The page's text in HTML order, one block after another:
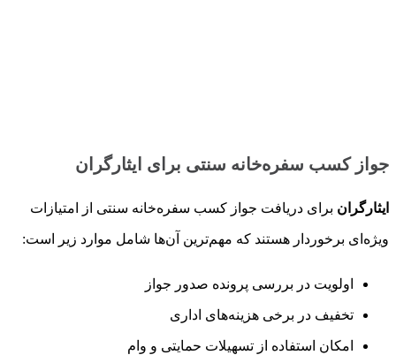
جواز کسب سفره‌خانه سنتی برای ایثارگران
ایثارگران برای دریافت جواز کسب سفره‌خانه سنتی از امتیازات
ویژه‌ای برخوردار هستند که مهم‌ترین آن‌ها شامل موارد زیر است:
اولویت در بررسی پرونده صدور جواز
تخفیف در برخی هزینه‌های اداری
امکان استفاده از تسهیلات حمایتی و وام